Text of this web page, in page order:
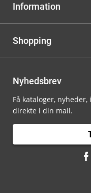
Information
Shopping
Nyhedsbrev
Få kataloger,
direkte i din mail.